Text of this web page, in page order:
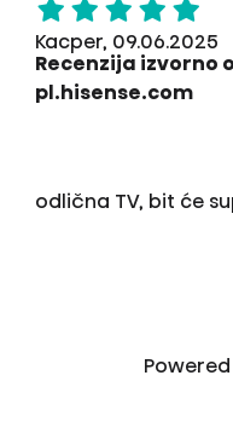
Kacper, 09.06.2025
Recenzija izvorno
pl.hisense.com
odlična TV, bit će